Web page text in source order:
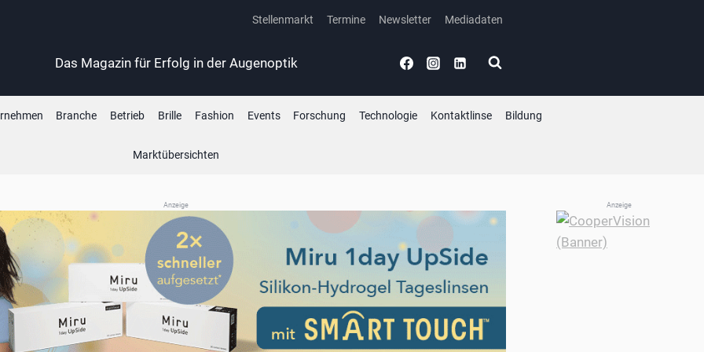
Stellenmarkt Termine Newsletter Mediadaten
Das Magazin für Erfolg in der Augenoptik
Branche Betrieb Brille Fashion Events Forschung Technologie Kontaktlinse Bildung
Marktübersichten
Anzeige
Anzeige